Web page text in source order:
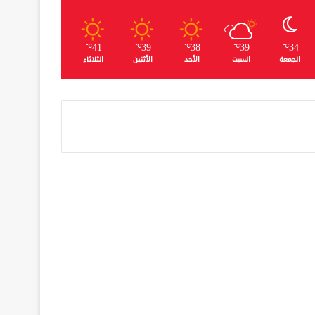
34
℃
الجمعة
39
℃
السبت
38
℃
الأحد
39
℃
الأثنين
41
℃
الثلاثاء